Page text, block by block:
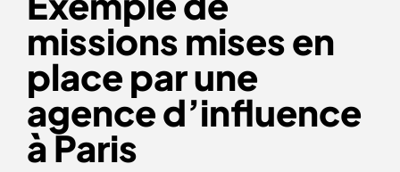
missions mises en
place par une
agence d’influence
à Paris